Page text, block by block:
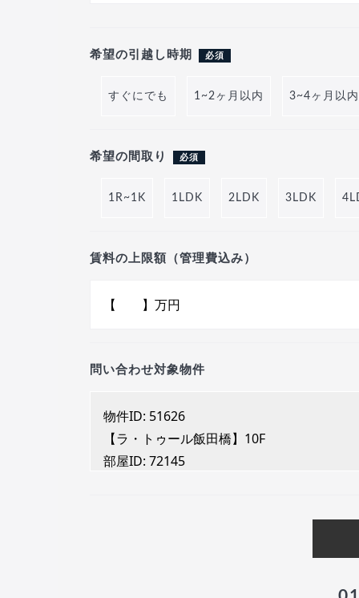
希望の引越し時期 必須
すぐにでも 1~2ヶ月以内 3~4ヶ月以内
希望の間取り 必須
1R~1K 1LDK 2LDK 3LDK
賃料の上限額（管理費込み）
問い合わせ対象物件